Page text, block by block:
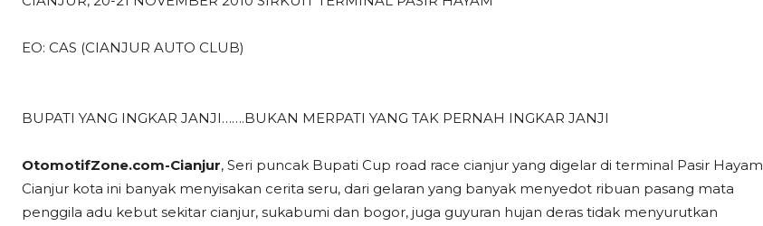
EO: CAS (CIANJUR AUTO CLUB)
BUPATI YANG INGKAR JANJI…….BUKAN MERPATI YANG TAK PERNAH INGKAR JANJI
OtomotifZone.com-Cianjur, Seri puncak Bupati Cup road race cianjur yang digelar di terminal Pasir Hayam
Cianjur kota ini banyak menyisakan cerita seru, dari gelaran yang banyak menyedot ribuan pasang mata
penggila adu kebut sekitar cianjur, sukabumi dan bogor, juga guyuran hujan deras tidak menyurutkan